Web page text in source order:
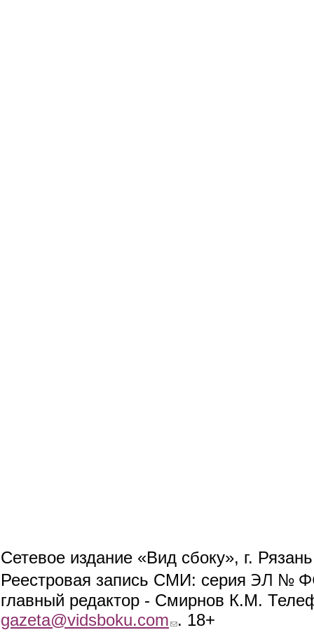
Сетевое издание «Вид сбоку», г.
Реестровая запись СМИ: серия ЭЛ №
главный редактор - Смирнов К.М.
gazeta@vidsboku.com (link sends e-mail)
. 18+